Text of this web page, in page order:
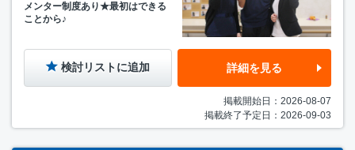
メンター制度あり★最初はできる
ことから♪
検討リストに追加 詳細を見る
掲載開始日：2026-08-07
掲載終了予定日：2026-09-03